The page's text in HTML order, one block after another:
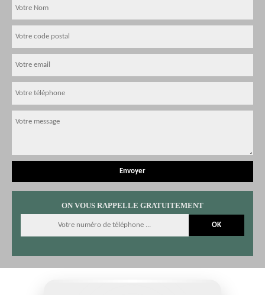
ON VOUS RAPPELLE GRATUITEMENT